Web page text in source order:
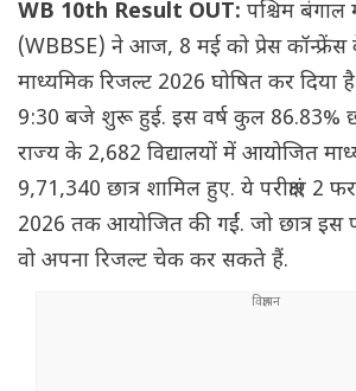
WB 10th Result OUT: पश्चिम बंगाल
(WBBSE) ने आज, 8 मई को प्रेस
माध्यमिक रिजल्ट 2026 घोषित कर दिया
9:30 बजे शुरू हुई. इस वर्ष कुल 86.83%
राज्य के 2,682 विद्यालयों में आयोजित
9,71,340 छात्र शामिल हुए. ये परीक्षाएं 2
2026 तक आयोजित की गईं. जो छात्र इस
वो अपना रिजल्ट चेक कर सकते हैं.